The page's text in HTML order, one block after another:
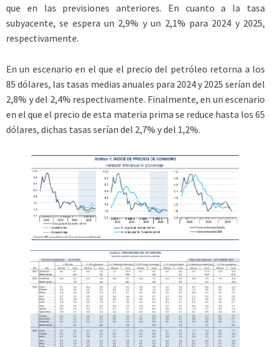
que en las previsiones anteriores. En cuanto a la tasa
subyacente, se espera un 2,9% y un 2,1% para 2024 y 2025,
respectivamente.
En un escenario en el que el precio del petróleo retorna a los
85 dólares, las tasas medias anuales para 2024 y 2025 serían del
2,8% y del 2,4% respectivamente. Finalmente, en un escenario
en el que el precio de esta materia prima se reduce hasta los 65
dólares, dichas tasas serían del 2,7% y del 1,2%.